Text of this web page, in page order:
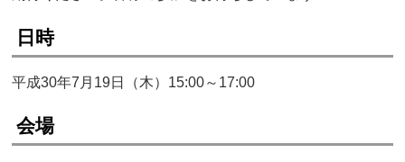
日時
平成30年7月19日（木）15:00～17:00
会場